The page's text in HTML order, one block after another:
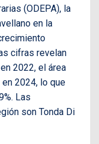
(ODEPA), la
en la
cifras revelan
2022, el área
2024, lo que
Las
son Tonda Di